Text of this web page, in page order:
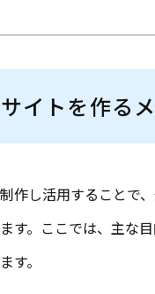
イトを作る
作し活用することで
す。ここでは、主な
す。